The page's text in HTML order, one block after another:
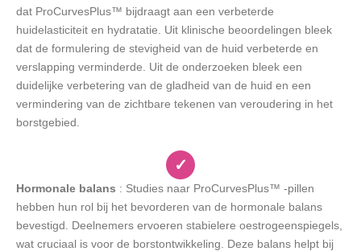
dat ProCurvesPlus™ bijdraagt aan een verbeterde
huidelasticiteit en hydratatie. Uit klinische beoordelingen bleek
dat de formulering de stevigheid van de huid verbeterde en
verslapping verminderde. Uit de onderzoeken bleek een
duidelijke verbetering van de gladheid van de huid en een
vermindering van de zichtbare tekenen van veroudering in het
borstgebied.
✓
Hormonale balans : Studies naar ProCurvesPlus™ -pillen
hebben hun rol bij het bevorderen van de hormonale balans
bevestigd. Deelnemers ervoeren stabielere oestrogeenspiegels,
wat cruciaal is voor de borstontwikkeling. Deze balans helpt bij